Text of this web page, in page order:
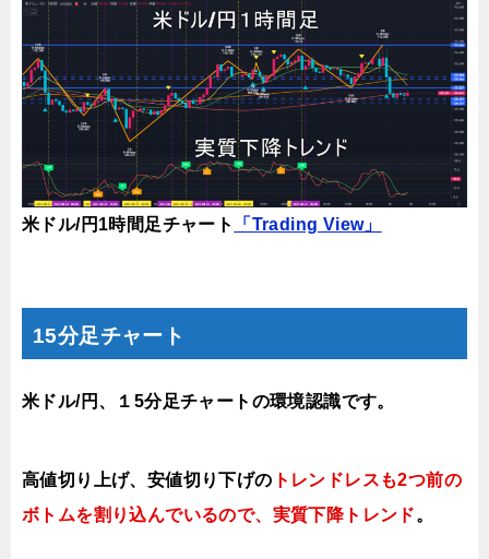
米ドル/円1時間足チャート 「Trading View」
15分足チャート
米ドル/円、１5分足チャートの環境認識です。
高値切り上げ、安値切り下げの トレンドレスも2つ前の
ボトムを割り込んでいるので、実質下降トレンド。